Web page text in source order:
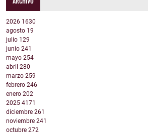
2026 1630
agosto 19
julio 129
junio 241
mayo 254
abril 280
marzo 259
febrero 246
enero 202
2025 4171
diciembre 261
noviembre 241
octubre 272